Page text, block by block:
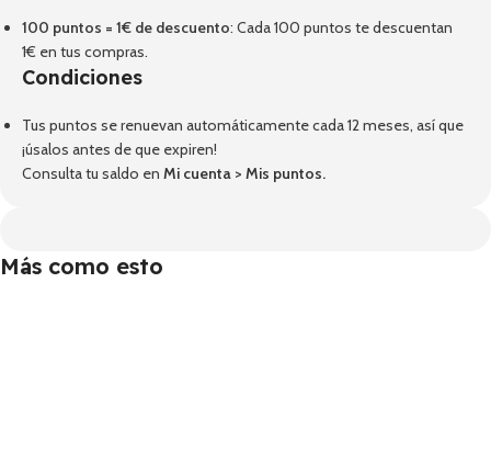
100 puntos = 1€ de descuento: Cada 100 puntos te descuentan
1€ en tus compras.
Condiciones
Tus puntos se renuevan automáticamente cada 12 meses, así que
¡úsalos antes de que expiren!
Consulta tu saldo en Mi cuenta > Mis puntos.
Más como esto